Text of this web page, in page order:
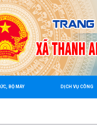
BỘ MÁY DỊCH VỤ CÔNG